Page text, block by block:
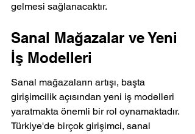
gelmesi sağlanacaktır.
Sanal Mağazalar ve Yeni
İş Modelleri
Sanal mağazaların artışı, başta
girişimcilik açısından yeni iş modelleri
yaratmakta önemli bir rol oynamaktadır.
Türkiye'de birçok girişimci, sanal